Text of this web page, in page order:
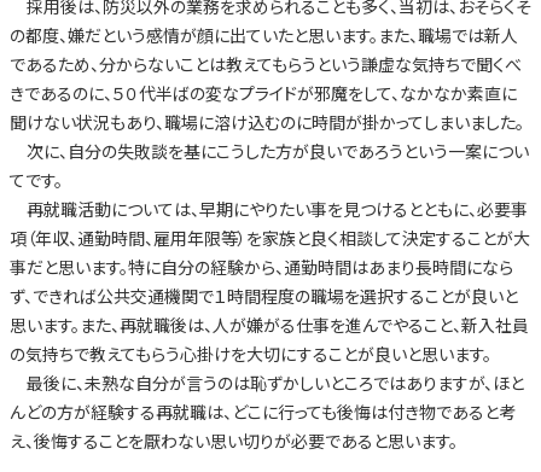
採用後は、防災以外の業務を求められることも多く、当初は、おそらくそ
の都度、嫌だという感情が顔に出ていたと思います。また、職場では新人
であるため、分からないことは教えてもらうという謙虚な気持ちで聞くべ
きであるのに、５０代半ばの変なプライドが邪魔をして、なかなか素直に
聞けない状況もあり、職場に溶け込むのに時間が掛かってしまいました。
次に、自分の失敗談を基にこうした方が良いであろうという一案につい
てです。
再就職活動については、早期にやりたい事を見つけるとともに、必要事
項（年収、通勤時間、雇用年限等）を家族と良く相談して決定することが大
事だと思います。特に自分の経験から、通勤時間はあまり長時間になら
ず、できれば公共交通機関で１時間程度の職場を選択することが良いと
思います。また、再就職後は、人が嫌がる仕事を進んでやること、新入社員
の気持ちで教えてもらう心掛けを大切にすることが良いと思います。
最後に、未熟な自分が言うのは恥ずかしいところではありますが、ほと
んどの方が経験する再就職は、どこに行っても後悔は付き物であると考
え、後悔することを厭わない思い切りが必要であると思います。